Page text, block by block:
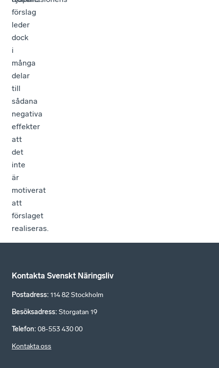
förslag
leder
dock
i
många
delar
till
sådana
negativa
effekter
att
det
inte
är
motiverat
att
förslaget
realiseras.
Kontakta Svenskt Näringsliv
Postadress: 114 82 Stockholm
Besöksadress: Storgatan 19
Telefon: 08-553 430 00
Kontakta oss